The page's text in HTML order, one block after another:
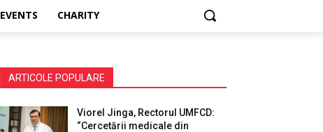
EVENTS CHARITY
ARTICOLE POPULARE
Viorel Jinga, Rectorul UMFCD:
“Cercetării medicale din